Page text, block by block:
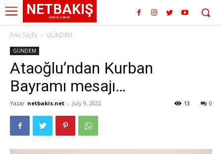
NETBAKIŞ
KIBRIS HABER
Ana Sayfa GÜNDEM
GÜNDEM
Ataoğlu’ndan Kurban
Bayramı mesajı…
Yazar netbakis.net - July 9, 2022 0
13